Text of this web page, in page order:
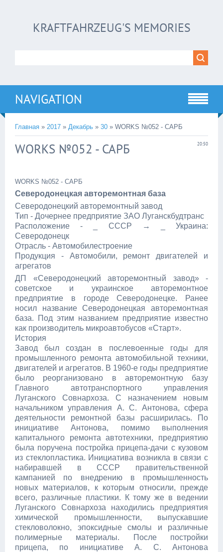
KRAFTFAHRZEUG'S MEMORIES
NAVIGATION
Главная » 2017 » Декабрь » 30 » WORKS №052 - САРБ
20:50
WORKS №052 - САРБ
WORKS №052 - САРБ
Северодонецкая авторемонтная база
Северодонецкий авторемонтный завод
Тип - Дочернее предприятие ЗАО Луганскбудтранс
Расположение - _ СССР → _ Украина:
Северодонецк
Отрасль - Автомобилестроение
Продукция - Автомобили, ремонт двигателей и
агрегатов
ДП «Северодонецкий авторемонтный завод» -
советское и украинское авторемонтное
предприятие в городе Северодонецке. Ранее
носил название Северодонецкая авторемонтная
база. Под этим названием предприятие известно
как производитель микроавтобусов «Старт».
История
Завод был создан в послевоенные годы для
промышленного ремонта автомобильной техники,
двигателей и агрегатов. В 1960-е годы предприятие
было реорганизовано в авторемонтную базу
Главного автотранспортного управления
Луганского Совнархоза. С назначением новым
начальником управления А. С. Антонова, сфера
деятельности ремонтной базы расширилась. По
инициативе Антонова, помимо выполнения
капитального ремонта автотехники, предприятию
была поручена постройка прицепа-дачи с кузовом
из стеклопластика. Инициатива возникла в связи с
набиравшей в СССР правительственной
кампанией по внедрению в промышленность
новых материалов, к которым относили, прежде
всего, различные пластики. К тому же в ведении
Луганского Совнархоза находились предприятия
химической промышленности, выпускавшие
стекловолокно, эпоксидные смолы и различные
полимерные материалы. После постройки
прицепа, по инициативе А. С. Антонова